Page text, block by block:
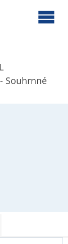
- Souhrnné